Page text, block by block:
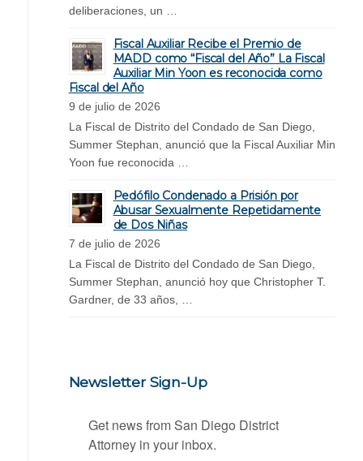
deliberaciones, un …
Fiscal Auxiliar Recibe el Premio de
MADD como “Fiscal del Año” La Fiscal
Auxiliar Min Yoon es reconocida como
Fiscal del Año
9 de julio de 2026
La Fiscal de Distrito del Condado de San Diego,
Summer Stephan, anunció que la Fiscal Auxiliar Min
Yoon fue reconocida …
Pedófilo Condenado a Prisión por
Abusar Sexualmente Repetidamente
de Dos Niñas
7 de julio de 2026
La Fiscal de Distrito del Condado de San Diego,
Summer Stephan, anunció hoy que Christopher T.
Gardner, de 33 años, …
Newsletter Sign-Up
Get news from San Diego District
Attorney in your inbox.